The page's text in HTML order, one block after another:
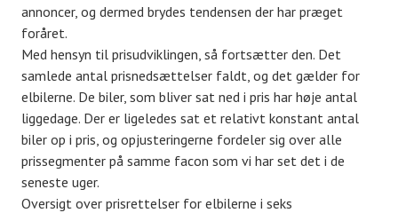
annoncer, og dermed brydes tendensen der har præget
foråret.
Med hensyn til prisudviklingen, så fortsætter den. Det
samlede antal prisnedsættelser faldt, og det gælder for
elbilerne. De biler, som bliver sat ned i pris har høje antal
liggedage. Der er ligeledes sat et relativt konstant antal
biler op i pris, og opjusteringerne fordeler sig over alle
prissegmenter på samme facon som vi har set det i de
seneste uger.
Oversigt over prisrettelser for elbilerne i seks